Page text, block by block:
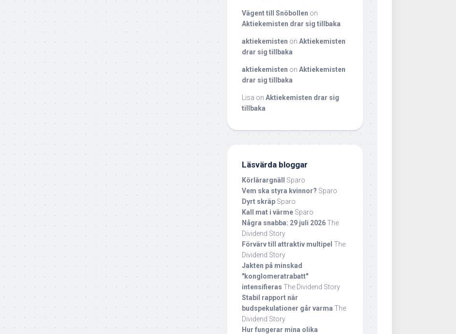
Vägent till Snöbollen on
Aktiekemisten drar sig tillbaka
aktiekemisten on Aktiekemisten
drar sig tillbaka
aktiekemisten on Aktiekemisten
drar sig tillbaka
Lisa on Aktiekemisten drar sig
tillbaka
Läsvärda bloggar
Körlärargnäll Sparo
Vem ska styra kvinnor? Sparo
Dyrt skräp Sparo
Kall mat i värme Sparo
Några snabba: 29 juli 2026The
Dividend Story
Förvärv till attraktiv multipel The
Dividend Story
Jakten på minskad
"konglomeratrabatt"
intensifieras The Dividend Story
Stabil rapport när
budspekulationer går varma The
Dividend Story
Hur fungerar mina olika